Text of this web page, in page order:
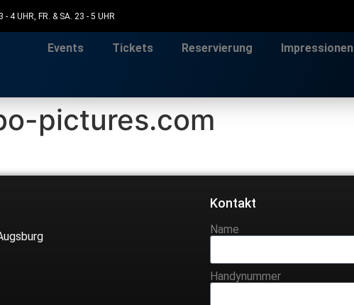
- 4 UHR, FR. & SA. 23 - 5 UHR
Events Tickets Reservierung Impressionen
pictures.com
Kontakt
Name
Handynummer